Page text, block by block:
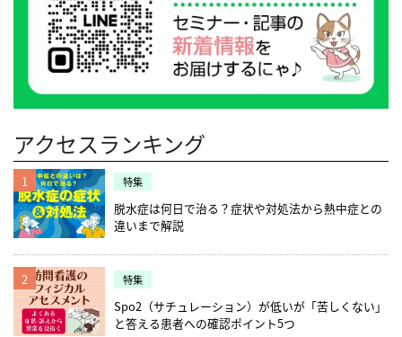
アクセスランキング
1 特集
脱水症は何日で治る？症状や対処法から熱中症との
違いまで解説
2 特集
Spo2（サチュレーション）が低いが「苦しくない」
と答える患者への確認ポイント5つ